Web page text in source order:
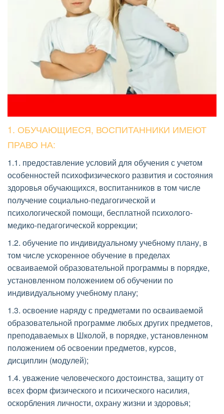
1. ОБУЧАЮЩИЕСЯ, ВОСПИТАННИКИ ИМЕЮТ
ПРАВО НА:
1.1. предоставление условий для обучения с учетом
особенностей психофизического развития и состояния
здоровья обучающихся, воспитанников в том числе
получение социально-педагогической и
психологической помощи, бесплатной психолого-
медико-педагогической коррекции;
1.2. обучение по индивидуальному учебному плану, в
том числе ускоренное обучение в пределах
осваиваемой образовательной программы в порядке,
установленном положением об обучении по
индивидуальному учебному плану;
1.3. освоение наряду с предметами по осваиваемой
образовательной программе любых других предметов,
преподаваемых в Школой, в порядке, установленном
положением об освоении предметов, курсов,
дисциплин (модулей);
1.4. уважение человеческого достоинства, защиту от
всех форм физического и психического насилия,
оскорбления личности, охрану жизни и здоровья;